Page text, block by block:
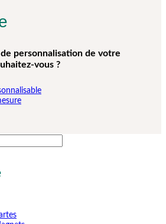
personnalisation de votre
vous ?